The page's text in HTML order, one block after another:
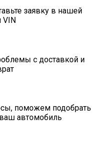
заявку в нашей
VIN
с доставкой и
поможем подобрать
автомобиль